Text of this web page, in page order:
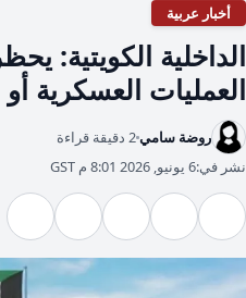
أخبار عربية
​الداخلية الكويتية:
العمليات العسكرية أو
روضة سامي2 دقيقة قراءة
نشر في:6 يونيو, 2026 8:01 م GST